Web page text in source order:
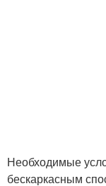
Необходимые
бескаркасным